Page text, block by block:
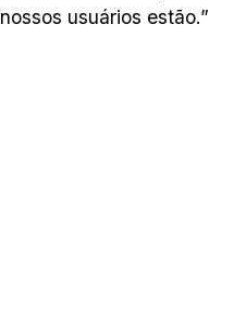
nossos usuários estão.”